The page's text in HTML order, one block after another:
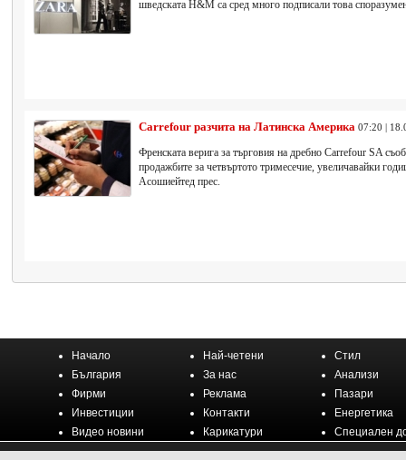
шведската H&M са сред много подписали това
Carrefour разчита на Латинска Америка 07:20 |
Френската верига за търговия на дребно Carrefour SA
продажбите за четвъртото тримесечие, увеличавайки
Асошиейтед прес.
Начало Най-четени
Стил
България
За нас
Анализи
Фирми
Реклама
Пазари
Инвестиции
Контакти
Енергетика
Видео новини
Карикатури Специален